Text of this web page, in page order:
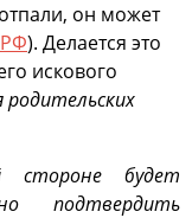
он может
РФ). Делается это
искового
стороне будет
подтвердить